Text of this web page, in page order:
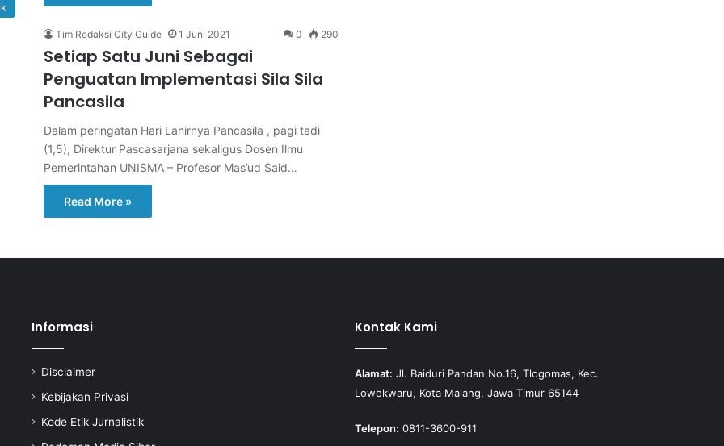
Tim Redaksi City Guide 1 Juni 2021 0 290
Setiap Satu Juni Sebagai
Penguatan Implementasi Sila Sila
Pancasila
Dalam peringatan Hari Lahirnya Pancasila , pagi tadi
(1,5), Direktur Pascasarjana sekaligus Dosen Ilmu
Pemerintahan UNISMA – Profesor Mas’ud Said…
Read More »
Informasi
Disclaimer
Kebijakan Privasi
Kode Etik Jurnalistik
Kontak Kami
Alamat: Jl. Baiduri Pandan No.16, Tlogomas, Kec.
Lowokwaru, Kota Malang, Jawa Timur 65144
Telepon: 0811-3600-911